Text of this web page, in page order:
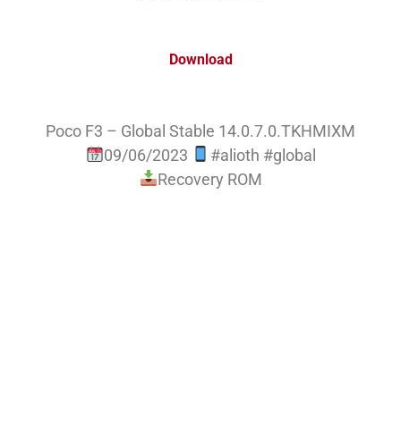
Download
Poco F3 – Global Stable 14.0.7.0.TKHMIXM
09/06/2023
#alioth #global
Recovery ROM